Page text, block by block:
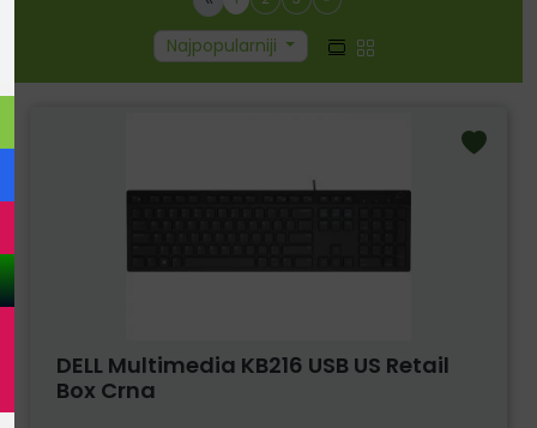
Najpopularniji
DELL Multimedia KB216 USB US Retail
Box Crna